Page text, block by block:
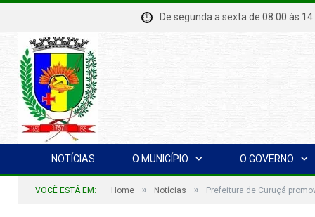
De segunda a sexta de 08:00
NOTÍCIAS O MUNICÍPIO O GOVERNO
VOCÊ ESTÁ EM: Home » Notícias » Prefeitura de Curuçá